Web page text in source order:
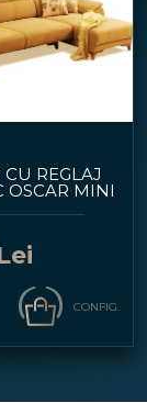
CU REGLAJ
OSCAR MINI
CONFIG.